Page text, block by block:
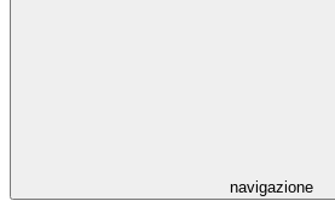
navigazione